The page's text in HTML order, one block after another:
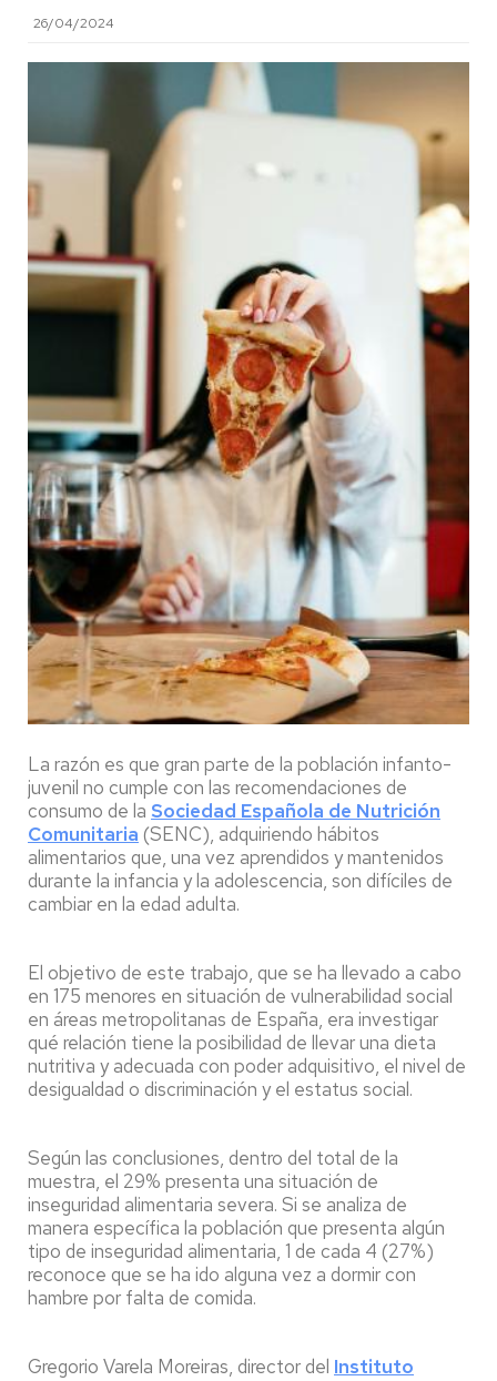
26/04/2024
La razón es que gran parte de la población infanto-
juvenil no cumple con las recomendaciones de
consumo de la Sociedad Española de Nutrición
Comunitaria (SENC), adquiriendo hábitos
alimentarios que, una vez aprendidos y mantenidos
durante la infancia y la adolescencia, son difíciles de
cambiar en la edad adulta.
El objetivo de este trabajo, que se ha llevado a cabo
en 175 menores en situación de vulnerabilidad social
en áreas metropolitanas de España, era investigar
qué relación tiene la posibilidad de llevar una dieta
nutritiva y adecuada con poder adquisitivo, el nivel de
desigualdad o discriminación y el estatus social.
Según las conclusiones, dentro del total de la
muestra, el 29% presenta una situación de
inseguridad alimentaria severa. Si se analiza de
manera específica la población que presenta algún
tipo de inseguridad alimentaria, 1 de cada 4 (27%)
reconoce que se ha ido alguna vez a dormir con
hambre por falta de comida.
Gregorio Varela Moreiras, director del Instituto